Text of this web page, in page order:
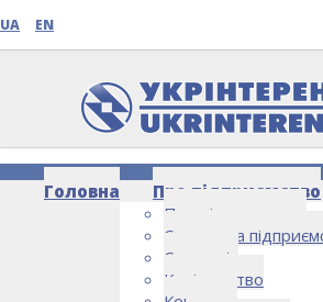
UA EN
Головна
Про підприємство
Про підприємство
Структура
Стратегія
Керівництво